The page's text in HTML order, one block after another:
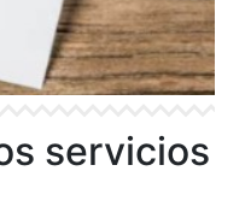
servicios